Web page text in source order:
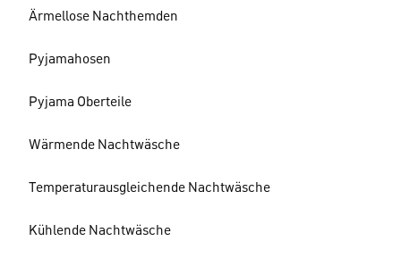
Ärmellose Nachthemden
Pyjamahosen
Pyjama Oberteile
Wärmende Nachtwäsche
Temperaturausgleichende Nachtwäsche
Kühlende Nachtwäsche